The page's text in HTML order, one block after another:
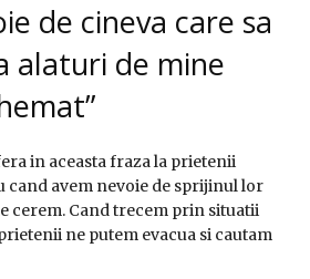
de cineva care sa
alaturi de mine
in aceasta fraza la prietenii
cand avem nevoie de sprijinul lor
cerem. Cand trecem prin situatii
ne putem evacua si cautam